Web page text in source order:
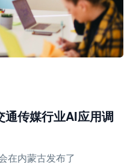
通传媒行业AI应用调
在内蒙古发布了